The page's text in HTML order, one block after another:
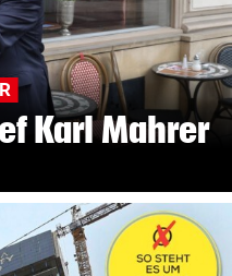
Karl Mahrer